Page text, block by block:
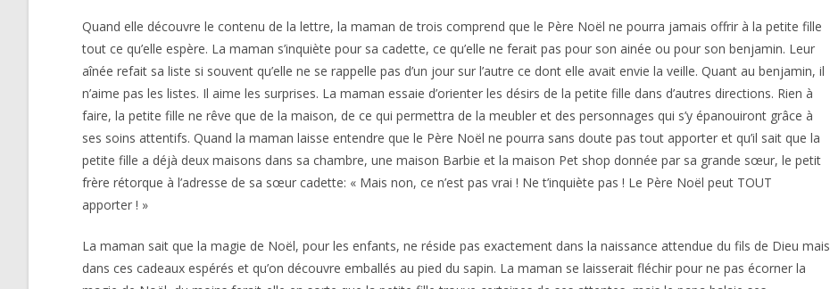
Quand elle découvre le contenu de la lettre, la maman de trois comprend que le Père Noël ne pourra jamais offrir à la petite fille
tout ce qu’elle espère. La maman s’inquiète pour sa cadette, ce qu’elle ne ferait pas pour son ainée ou pour son benjamin. Leur
aînée refait sa liste si souvent qu’elle ne se rappelle pas d’un jour sur l’autre ce dont elle avait envie la veille. Quant au benjamin, il
n’aime pas les listes. Il aime les surprises. La maman essaie d’orienter les désirs de la petite fille dans d’autres directions. Rien à
faire, la petite fille ne rêve que de la maison, de ce qui permettra de la meubler et des personnages qui s’y épanouiront grâce à
ses soins attentifs. Quand la maman laisse entendre que le Père Noël ne pourra sans doute pas tout apporter et qu’il sait que la
petite fille a déjà deux maisons dans sa chambre, une maison Barbie et la maison Pet shop donnée par sa grande sœur, le petit
frère rétorque à l’adresse de sa sœur cadette: « Mais non, ce n’est pas vrai ! Ne t’inquiète pas ! Le Père Noël peut TOUT
apporter ! »
La maman sait que la magie de Noël, pour les enfants, ne réside pas exactement dans la naissance attendue du fils de Dieu mais
dans ces cadeaux espérés et qu’on découvre emballés au pied du sapin. La maman se laisserait fléchir pour ne pas écorner la